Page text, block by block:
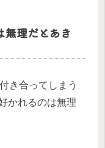
無理だとあき
き合ってしまう
かれるのは無理